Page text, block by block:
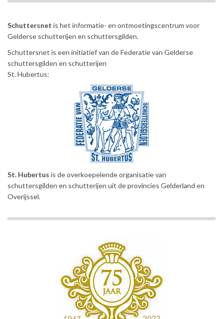
Schuttersnet is het informatie- en ontmoetingscentrum voor
Gelderse schutterijen en schuttersgilden.
Schuttersnet is een initiatief van de Federatie van Gelderse
schuttersgilden en schutterijen
St. Hubertus:
St. Hubertus is de overkoepelende organisatie van
schuttersgilden en schutterijen uit de provincies Gelderland en
Overijssel.